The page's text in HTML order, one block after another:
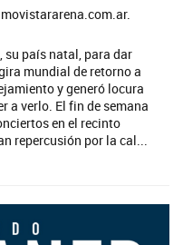
su país natal, para dar
mundial de retorno a
y generó locura
a verlo. El fin de semana
en el recinto
repercusión por la cal...